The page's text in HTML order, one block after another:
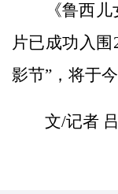
《鲁西儿女
片已成功入
影节”，将于
文/记者 吕